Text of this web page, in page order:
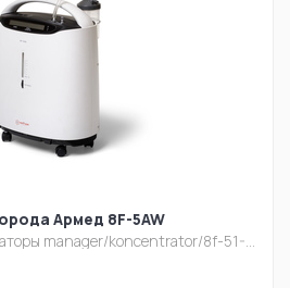
Армед 8F-5AW
manager/koncentrator/8f-51-1.jpg